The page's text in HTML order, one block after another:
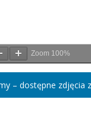
Zoom 100%
– dostępne zdjęcia